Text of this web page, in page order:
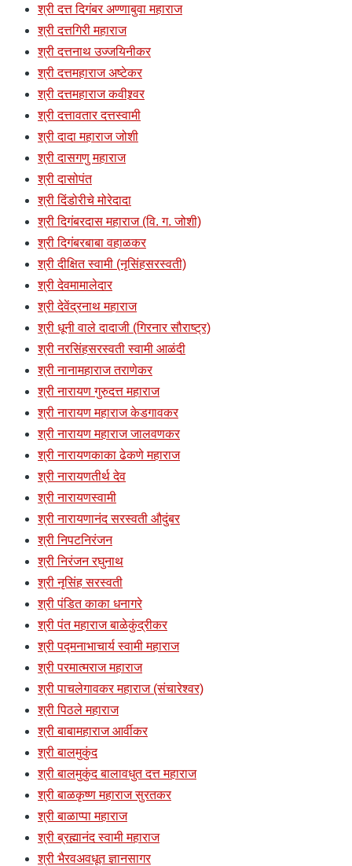
श्री दत्त दिगंबर अण्णाबुवा महाराज
श्री दत्तगिरी महाराज
श्री दत्तनाथ उज्जयिनीकर
श्री दत्तमहाराज अष्टेकर
श्री दत्तमहाराज कवीश्र्वर
श्री दत्तावतार दत्तस्वामी
श्री दादा महाराज जोशी
श्री दासगणु महाराज
श्री दासोपंत
श्री दिंडोरीचे मोरेदादा
श्री दिगंबरदास महाराज (वि. ग. जोशी)
श्री दिगंबरबाबा वहाळकर
श्री दीक्षित स्वामी (नृसिंहसरस्वती)
श्री देवमामालेदार
श्री देवेंद्रनाथ महाराज
श्री धूनी वाले दादाजी (गिरनार सौराष्ट्र)
श्री नरसिंहसरस्वती स्वामी आळंदी
श्री नानामहाराज तराणेकर
श्री नारायण गुरुदत्त महाराज
श्री नारायण महाराज केडगावकर
श्री नारायण महाराज जालवणकर
श्री नारायणकाका ढेकणे महाराज
श्री नारायणतीर्थ देव
श्री नारायणस्वामी
श्री नारायणानंद सरस्वती औदुंबर
श्री निपटनिरंजन
श्री निरंजन रघुनाथ
श्री नृसिंह सरस्वती
श्री पंडित काका धनागरे
श्री पंत महाराज बाळेकुंद्रीकर
श्री पद्मनाभाचार्य स्वामी महाराज
श्री परमात्मराज महाराज
श्री पाचलेगावकर महाराज (संचारेश्वर)
श्री पिठले महाराज
श्री बाबामहाराज आर्वीकर
श्री बालमुकुंद
श्री बालमुकुंद बालावधुत दत्त महाराज
श्री बाळकृष्ण महाराज सुरतकर
श्री बाळाप्पा महाराज
श्री ब्रह्मानंद स्वामी महाराज
श्री भैरवअवधूत ज्ञानसागर